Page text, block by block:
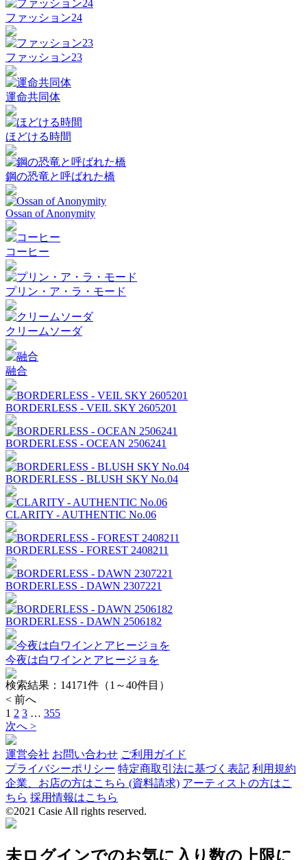
ファッション24
ファッション23
運命共同体
ほどける時間
鋼の恐竜と呼ばれた橋
Ossan of Anonymity
コーヒー
プリン・ア・ラ・モード
クリームソーダ
融合
BORDERLESS - VEIL SKY 2605201
BORDERLESS - OCEAN 2506241
BORDERLESS - BLUSH SKY No.04
CLARITY - AUTHENTIC No.06
BORDERLESS - FOREST 2408211
BORDERLESS - DAWN 2307221
BORDERLESS - DAWN 2506182
今夜は白ワインとアヒージョを
検索結果： 14171件（1～40件目）
< 前へ
1 2 3 … 355
次へ >
運営会社 お問い合わせ ご利用ガイド
プライバシーポリシー 特定商取引法に基づく表記 利用規約
企業、お店の方はこちら (資料請求) アーティストの方はこ
ちら 採用情報はこちら
©2021 Casie All rights reserved.
未ログインでのお気に入り数の上限に